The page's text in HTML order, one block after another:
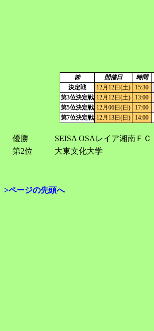
節 開催日 時間
決定戦
12月12日(土) 15:30
第3位決定戦 12月12日(土) 13:00
第5位決定戦 12月06日(日) 17:00
第7位決定戦 12月13日(日) 14:00
優勝
SEISA OSAレイア湘南ＦＣ
第2位
大東文化大学
>ページの先頭へ